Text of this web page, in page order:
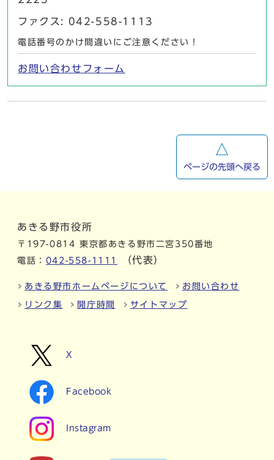
ファクス: 042-558-1113
電話番号のかけ間違いにご注意ください！
お問い合わせフォーム
ページの先頭へ戻る
あきる野市役所
〒197-0814 東京都あきる野市二宮350番地
電話： 042-558-1111 （代表）
あきる野市ホームページについて お問い合わせ
リンク集 開庁時間 サイトマップ
X
Facebook
Instagram